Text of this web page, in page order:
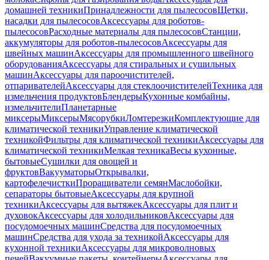
домашней техникиПринадлежности для пылесосовЩетки,
насадки для пылесосовАксессуары для роботов-
пылесосовРасходные материалы для пылесосовСтанции,
аккумуляторы для роботов-пылесосовАксессуары для
швейных машинАксессуары для промышленного швейного
оборудованияАксессуары для стиральных и сушильных
машинАксессуары для пароочистителей,
отпаривателейАксессуары для стеклоочистителейТехника для
измельчения продуктовБлендерыКухонные комбайны,
измельчителиПланетарные
миксерыМиксерыМясорубкиЛомтерезкиКомплектующие для
климатической техникиУправление климатической
техникойФильтры для климатической техникиАксессуары для
климатической техникиМелкая техникаВесы кухонные,
бытовыеСушилки для овощей и
фруктовВакууматорыОткрывалки,
картофелечисткиПроращиватели семянМаслобойки,
сепараторы бытовыеАксессуары для крупной
техникиАксессуары для вытяжекАксессуары для плит и
духовокАксессуары для холодильниковАксессуары для
посудомоечных машинСредства для посудомоечных
машинСредства для ухода за техникойАксессуары для
кухонной техникиАксессуары для микроволновых